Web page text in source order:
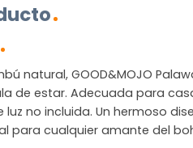
natural, GOOD&MOJO
de estar. Adecuada para
luz no incluida. Un hermoso
para cualquier amante del